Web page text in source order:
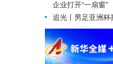
企业打开“一扇窗”
追光丨 男足亚洲杯